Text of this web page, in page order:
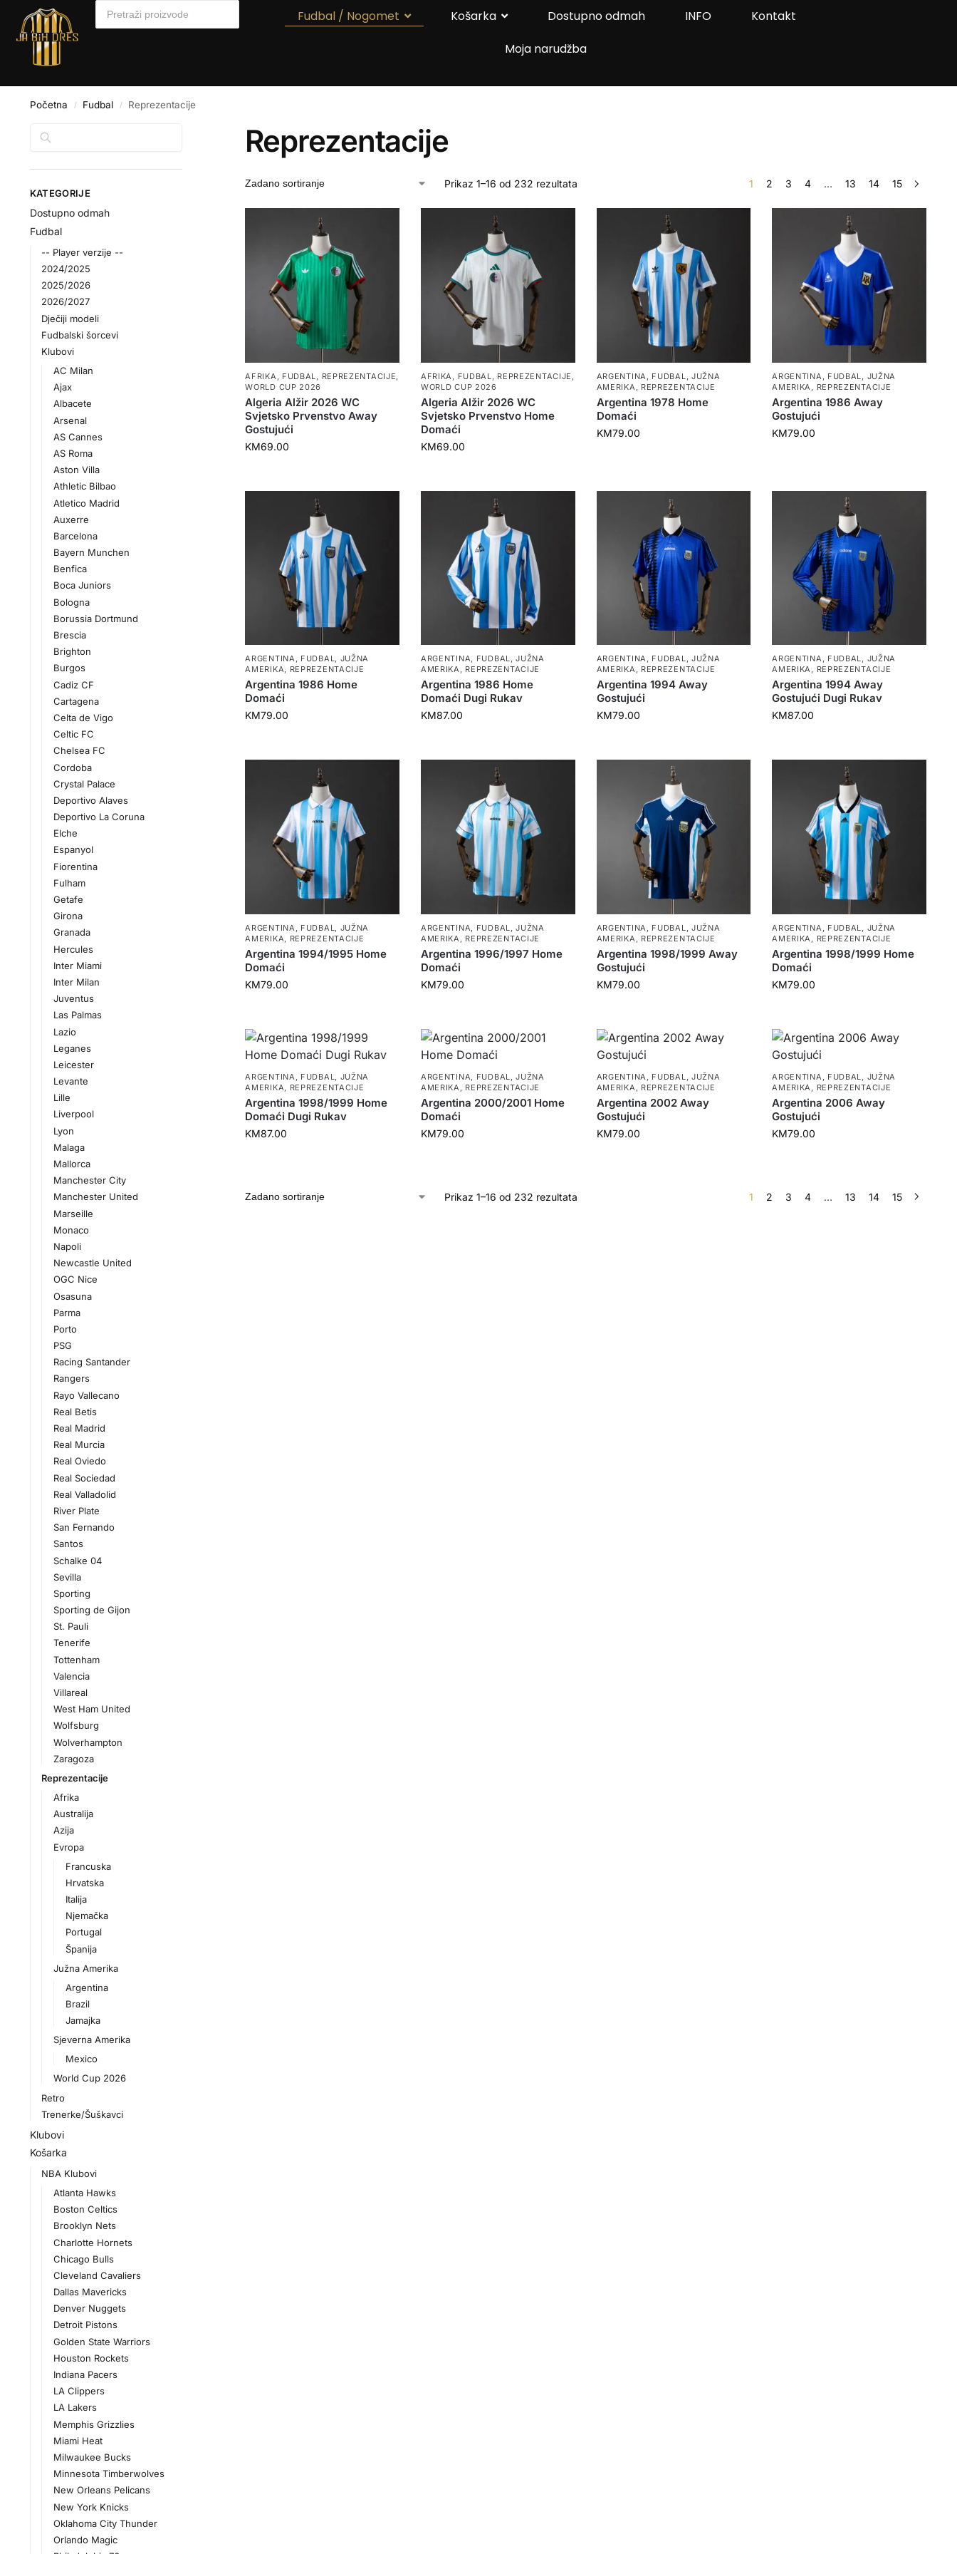
Fudbal / Nogomet Košarka Dostupno odmah INFO
Kontakt
Moja narudžba
Početna / Fudbal / Reprezentacije
Reprezentacije
Prikaz 1–16 od 232 rezultata 1 2 3 4 … 13 14 15
AFRIKA FUDBAL REPREZENTACIJE
WORLD CUP 2026
Algeria Alžir 2026 WC
Svjetsko Prvenstvo Away
Gostujući
KM69.00
AFRIKA FUDBAL REPREZENTACIJE
WORLD CUP 2026
Algeria Alžir 2026 WC
Svjetsko Prvenstvo Home
Domaći
KM69.00
ARGENTINA FUDBAL
JUŽNA
AMERIKA
REPREZENTACIJE
Argentina 1978 Home
Domaći
KM79.00
ARGENTINA FUDBAL
JUŽNA
AMERIKA
REPREZENTACIJE
Argentina 1986 Away
Gostujući
KM79.00
ARGENTINA, FUDBAL, JUŽNA
AMERIKA, REPREZENTACIJE
Argentina 1986 Home
Domaći
KM79.00
ARGENTINA, FUDBAL,JUŽNA
AMERIKA, REPREZENTACIJE
Argentina 1986 Home
Domaći Dugi Rukav
KM87.00
ARGENTINA, FUDBAL, JUŽNA
AMERIKA, REPREZENTACIJE
Argentina 1994 Away
Gostujući
KM79.00
ARGENTINA, FUDBAL, JUŽNA
AMERIKA, REPREZENTACIJE
Argentina 1994 Away
Gostujući Dugi Rukav
KM87.00
ARGENTINA, FUDBAL, JUŽNA
AMERIKA, REPREZENTACIJE
Argentina 1994/1995 Home
Domaći
KM79.00
ARGENTINA, FUDBAL,JUŽNA
AMERIKA, REPREZENTACIJE
Argentina 1996/1997 Home
Domaći
KM79.00
ARGENTINA, FUDBAL, JUŽNA
AMERIKA, REPREZENTACIJE
Argentina 1998/1999 Away
Gostujući
KM79.00
ARGENTINA, FUDBAL, JUŽNA
AMERIKA, REPREZENTACIJE
Argentina 1998/1999 Home
Domaći
KM79.00
ARGENTINA, FUDBAL, JUŽNA
AMERIKA, REPREZENTACIJE
Argentina 1998/1999 Home
Domaći Dugi Rukav
KM87.00
ARGENTINA, FUDBAL,JUŽNA
AMERIKA, REPREZENTACIJE
Argentina 2000/2001 Home
Domaći
KM79.00
ARGENTINA, FUDBAL, JUŽNA
AMERIKA, REPREZENTACIJE
Argentina 2002 Away
Gostujući
KM79.00
ARGENTINA, FUDBAL, JUŽNA
AMERIKA, REPREZENTACIJE
Argentina 2006 Away
Gostujući
KM79.00
Prikaz 1–16 od 232 rezultata 1 2 3 4 … 13 14 15
KATEGORIJE
Dostupno odmah
Fudbal
-- Player verzije --
2024/2025
2025/2026
2026/2027
Dječiji modeli
Fudbalski šorcevi
Klubovi
AC Milan
Ajax
Albacete
Arsenal
AS Cannes
AS Roma
Aston Villa
Athletic Bilbao
Atletico Madrid
Auxerre
Barcelona
Bayern Munchen
Benfica
Boca Juniors
Bologna
Borussia Dortmund
Brescia
Brighton
Burgos
Cadiz CF
Cartagena
Celta de Vigo
Celtic FC
Chelsea FC
Cordoba
Crystal Palace
Deportivo Alaves
Deportivo La Coruna
Elche
Espanyol
Fiorentina
Fulham
Getafe
Girona
Granada
Hercules
Inter Miami
Inter Milan
Juventus
Las Palmas
Lazio
Leganes
Leicester
Levante
Lille
Liverpool
Lyon
Malaga
Mallorca
Manchester City
Manchester United
Marseille
Monaco
Napoli
Newcastle United
OGC Nice
Osasuna
Parma
Porto
PSG
Racing Santander
Rangers
Rayo Vallecano
Real Betis
Real Madrid
Real Murcia
Real Oviedo
Real Sociedad
Real Valladolid
River Plate
San Fernando
Santos
Schalke 04
Sevilla
Sporting
Sporting de Gijon
St. Pauli
Tenerife
Tottenham
Valencia
Villareal
West Ham United
Wolfsburg
Wolverhampton
Zaragoza
Reprezentacije
Afrika
Australija
Azija
Evropa
Francuska
Hrvatska
Italija
Njemačka
Portugal
Španija
Južna Amerika
Argentina
Brazil
Jamajka
Sjeverna Amerika
Mexico
World Cup 2026
Retro
Trenerke/Šuškavci
Klubovi
Košarka
NBA Klubovi
Atlanta Hawks
Boston Celtics
Brooklyn Nets
Charlotte Hornets
Chicago Bulls
Cleveland Cavaliers
Dallas Mavericks
Denver Nuggets
Detroit Pistons
Golden State Warriors
Houston Rockets
Indiana Pacers
LA Clippers
LA Lakers
Memphis Grizzlies
Miami Heat
Milwaukee Bucks
Minnesota Timberwolves
New Orleans Pelicans
New York Knicks
Oklahoma City Thunder
Orlando Magic